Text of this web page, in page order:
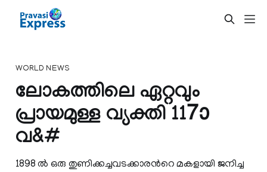
WORLD NEWS
ലോകത്തിലെ ഏറ്റവും
പ്രായമുള്ള വ്യക്തി 117ാ
വ&#
1898 ല്‍ ഒരു തുണിക്കച്ചവടക്കാരന്‍റെ മകളായി ജനിച്ച